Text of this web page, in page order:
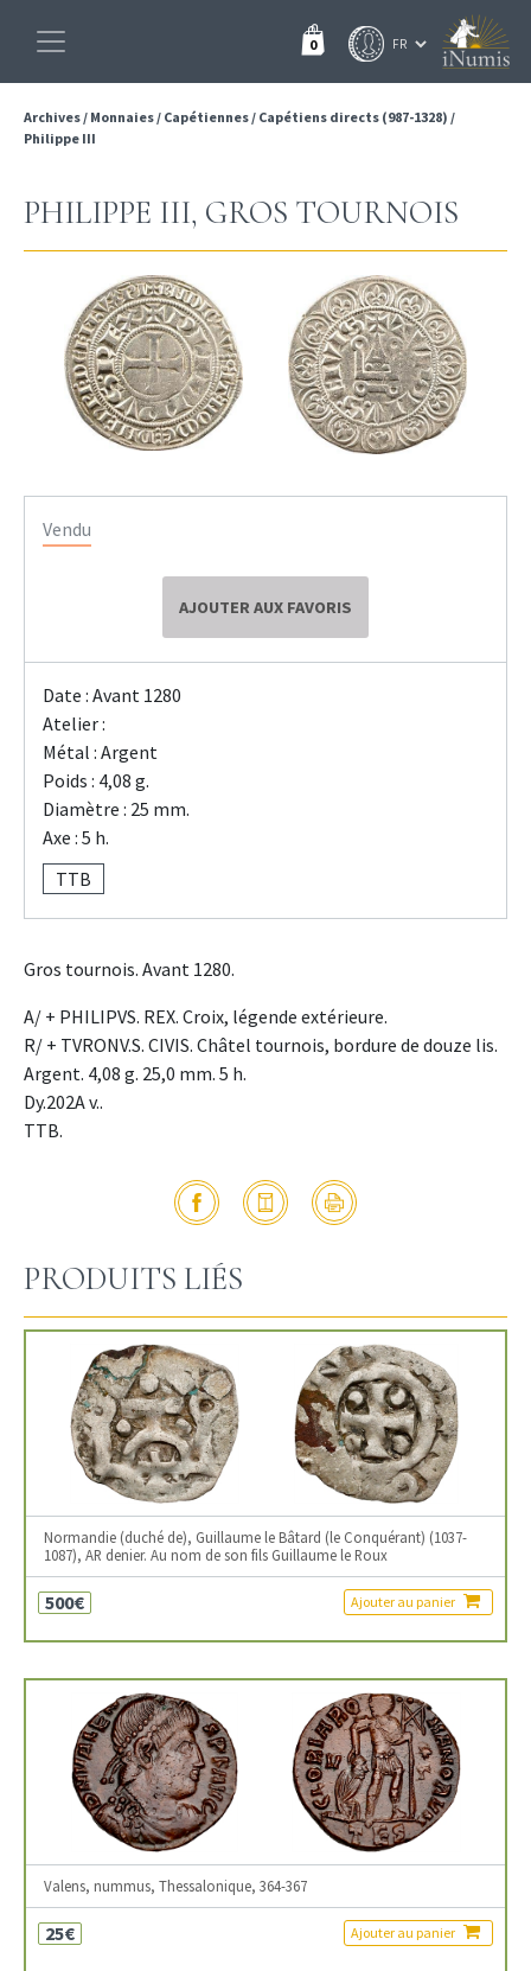
0
Archives/ Monnaies/ Capétiennes/ Capétiens directs (987-1328) /
Philippe III
PHILIPPE III, GROS TOURNOIS
Vendu
AJOUTER AUX FAVORIS
Date : Avant 1280
Atelier :
Métal : Argent
Poids : 4,08 g.
Diamètre : 25 mm.
Axe : 5 h.
TTB
Gros tournois. Avant 1280.
A/ + PHILIPVS. REX. Croix, légende extérieure.
R/ + TVRONV.S. CIVIS. Châtel tournois, bordure de douze lis.
Argent. 4,08 g. 25,0 mm. 5 h.
Dy.202A v..
TTB.
PRODUITS LIÉS
Normandie (duché de), Guillaume le Bâtard (le Conquérant) (1037-
1087), AR denier. Au nom de son fils Guillaume le Roux
500€ Ajouter au panier
Valens, nummus, Thessalonique, 364-367
25€ Ajouter au panier